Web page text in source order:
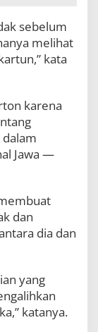
sebelum
melihat
kata
karena
Jawa —
dan
dia dan
yang
katanya.